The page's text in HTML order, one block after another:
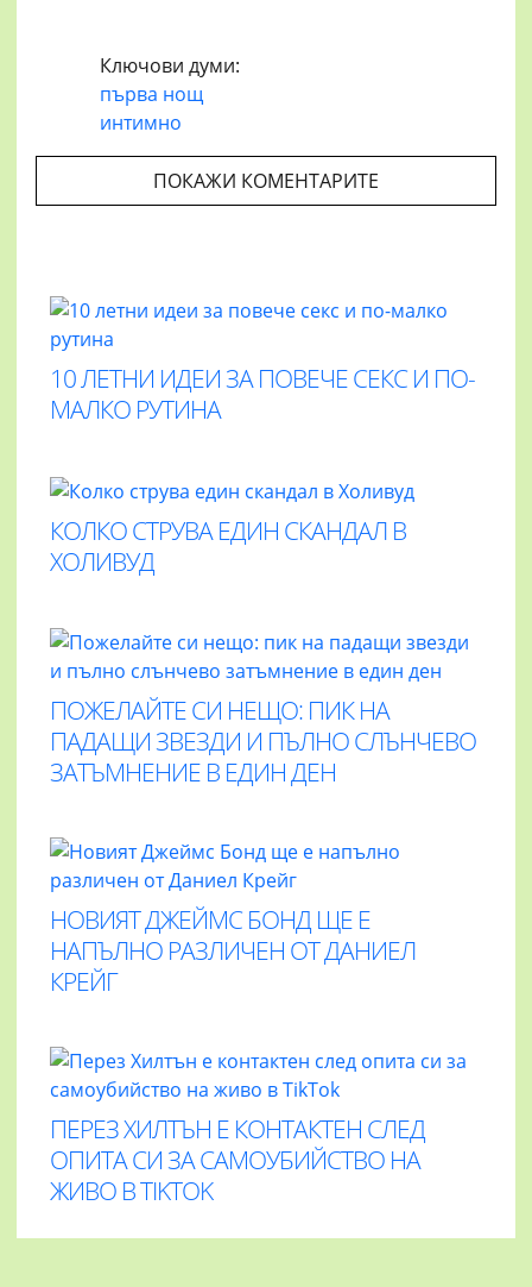
Ключови думи:
първа нощ
интимно
ПОКАЖИ КОМЕНТАРИТЕ
10 ЛЕТНИ ИДЕИ ЗА ПОВЕЧЕ СЕКС И ПО-
МАЛКО РУТИНА
КОЛКО СТРУВА ЕДИН СКАНДАЛ В
ХОЛИВУД
ПОЖЕЛАЙТЕ СИ НЕЩО: ПИК НА
ПАДАЩИ ЗВЕЗДИ И ПЪЛНО СЛЪНЧЕВО
ЗАТЪМНЕНИЕ В ЕДИН ДЕН
НОВИЯТ ДЖЕЙМС БОНД ЩЕ Е
НАПЪЛНО РАЗЛИЧЕН ОТ ДАНИЕЛ
КРЕЙГ
ПЕРЕЗ ХИЛТЪН Е КОНТАКТЕН СЛЕД
ОПИТА СИ ЗА САМОУБИЙСТВО НА
ЖИВО В TIKTOK